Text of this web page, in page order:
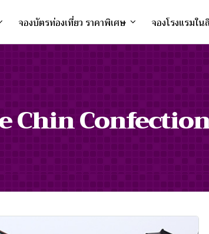
จองบัตรท่องเที่ยว ราคาพิเศษ จองโรงแรมใน
Chin